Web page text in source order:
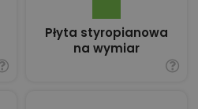
Płyta styropianowa
na wymiar